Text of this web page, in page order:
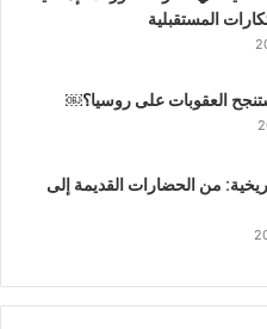
المستقبلية
العقوبات على روسيا؟￼
من الحضارات القديمة إلى